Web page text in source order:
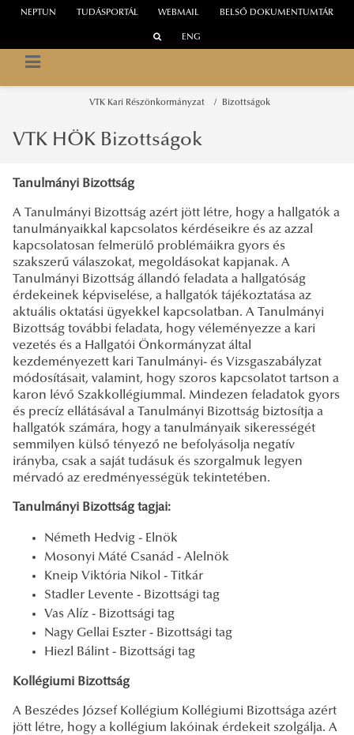
WEBMAIL
NEPTUN TUDÁSPORTÁL BELSŐ DOKUMENTUMTÁR
ENG
VTK Kari Részönkormányzat Bizottságok
VTK HÖK Bizottságok
Tanulmányi Bizottság
A Tanulmányi Bizottság azért jött létre, hogy a hallgatók a
tanulmányaikkal kapcsolatos kérdéseikre és az azzal
kapcsolatosan felmerülő problémáikra gyors és
szakszerű válaszokat, megoldásokat kapjanak. A
Tanulmányi Bizottság állandó feladata a hallgatóság
érdekeinek képviselése, a hallgatók tájékoztatása az
aktuális oktatási ügyekkel kapcsolatban. A Tanulmányi
Bizottság további feladata, hogy véleményezze a kari
vezetés és a Hallgatói Önkormányzat által
kezdeményezett kari Tanulmányi- és Vizsgaszabályzat
módosításait, valamint, hogy szoros kapcsolatot tartson a
karon lévő Szakkollégiummal. Mindezen feladatok gyors
és precíz ellátásával a Tanulmányi Bizottság biztosítja a
hallgatók számára, hogy a tanulmányaik sikerességét
semmilyen külső tényező ne befolyásolja negatív
irányba, csak a saját tudásuk és szorgalmuk legyen
mérvadó az eredményességük tekintetében.
Tanulmányi Bizottság tagjai:
Németh Hedvig - Elnök
Mosonyi Máté Csanád - Alelnök
Kneip Viktória Nikol - Titkár
Stadler Levente - Bizottsági tag
Vas Alíz - Bizottsági tag
Nagy Gellai Eszter - Bizottsági tag
Hiezl Bálint - Bizottsági tag
Kollégiumi Bizottság
A Beszédes József Kollégium Kollégiumi Bizottsága azért
jött létre, hogy a kollégium lakóinak érdekeit szolgálja. A